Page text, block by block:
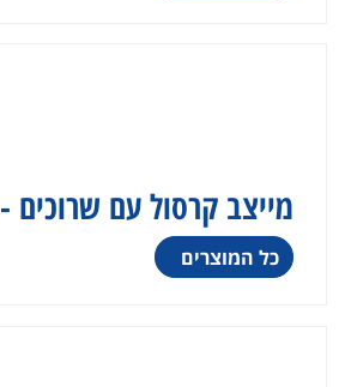
מייצב קרסול עם שרוכים - E-life
כל המוצרים